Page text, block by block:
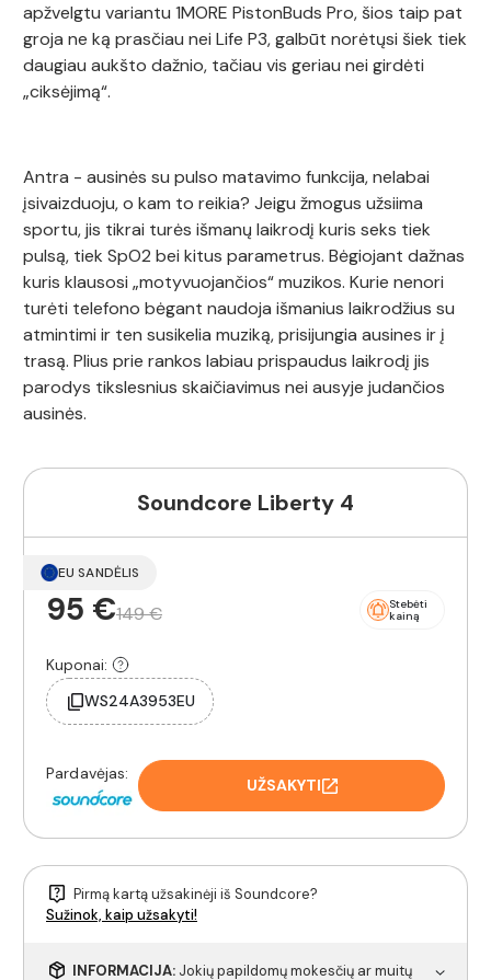
apžvelgtu variantu 1MORE PistonBuds Pro, šios taip pat
groja ne ką prasčiau nei Life P3, galbūt norėtųsi šiek tiek
daugiau aukšto dažnio, tačiau vis geriau nei girdėti
„ciksėjimą“.
Antra - ausinės su pulso matavimo funkcija, nelabai
įsivaizduoju, o kam to reikia? Jeigu žmogus užsiima
sportu, jis tikrai turės išmanų laikrodį kuris seks tiek
pulsą, tiek SpO2 bei kitus parametrus. Bėgiojant dažnas
kuris klausosi „motyvuojančios“ muzikos. Kurie nenori
turėti telefono bėgant naudoja išmanius laikrodžius su
atmintimi ir ten susikelia muziką, prisijungia ausines ir į
trasą. Plius prie rankos labiau prispaudus laikrodį jis
parodys tikslesnius skaičiavimus nei ausyje judančios
ausinės.
Soundcore Liberty 4
EU SANDĖLIS
95 €149 €
Stebėti
kainą
Kuponai:
WS24A3953EU
Pardavėjas:
UŽSAKYTI
Pirmą kartą užsakinėji iš Soundcore?
Sužinok, kaip užsakyti!
INFORMACIJA: Jokių papildomų mokesčių ar muitų